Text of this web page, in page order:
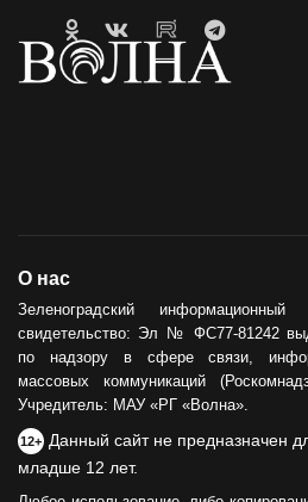
О нас
Зеленоградский
свидетельство: Эл № ФС77-81242
по надзору в сфере связи,
массовых коммуникаций
Учредитель: МАУ «РГ «Волна».
12+ Данный сайт не предназначен
младше 12 лет.